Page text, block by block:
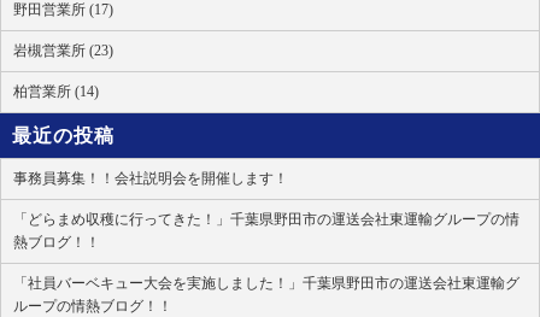
野田営業所 (17)
岩槻営業所 (23)
柏営業所 (14)
最近の投稿
事務員募集！！会社説明会を開催します！
「どらまめ収穫に行ってきた！」千葉県野田市の運送会社東運輸グループの情
熱ブログ！！
「社員バーベキュー大会を実施しました！」千葉県野田市の運送会社東運輸グ
ループの情熱ブログ！！